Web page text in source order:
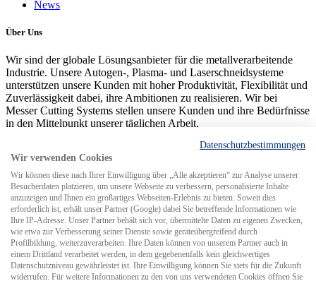
News
Über Uns
Wir sind der globale Lösungsanbieter für die metallverarbeitende
Industrie. Unsere Autogen-, Plasma- und Laserschneidsysteme
unterstützen unsere Kunden mit hoher Produktivität, Flexibilität und
Zuverlässigkeit dabei, ihre Ambitionen zu realisieren. Wir bei
Messer Cutting Systems stellen unsere Kunden und ihre Bedürfnisse
in den Mittelpunkt unserer täglichen Arbeit.
ImpressumCompliance
ManagementDatenschutz
© 2026 Messer Cutting Systems GmbH & Co. KG
Search for
Datenschutzbestimmungen
Wir verwenden Cookies
Wir können diese nach Ihrer Einwilligung über „Alle akzeptieren“ zur Analyse unserer
Besucherdaten platzieren, um unsere Webseite zu verbessern, personalisierte Inhalte
anzuzeigen und Ihnen ein großartiges Webseiten-Erlebnis zu bieten. Soweit dies
erforderlich ist, erhält unser Partner (Google) dabei Sie betreffende Informationen wie
Ihre IP-Adresse. Unser Partner behält sich vor, übermittelte Daten zu eigenen Zwecken,
wie etwa zur Verbesserung seiner Dienste sowie geräteübergreifend durch
Profilbildung, weiterzuverarbeiten. Ihre Daten können von unserem Partner auch in
einem Drittland verarbeitet werden, in dem gegebenenfalls kein gleichwertiges
Datenschutzniveau gewährleistet ist. Ihre Einwilligung können Sie stets für die Zukunft
widerrufen. Für weitere Informationen zu den von uns verwendeten Cookies öffnen Sie